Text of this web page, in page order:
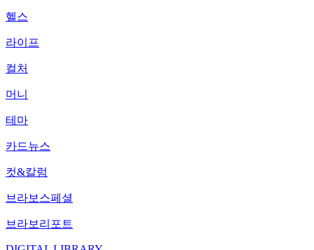
헬스
라이프
컬처
머니
테마
카드뉴스
컷&칼럼
브라보스페셜
브라보리포트